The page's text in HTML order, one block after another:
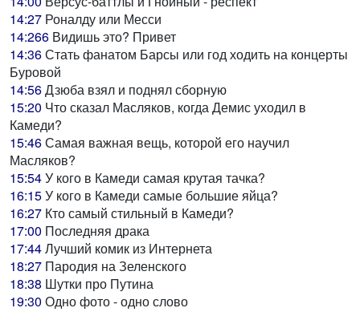
14:27 Роналду или Месси
14:266 Видишь это? Привет
14:36Стать фанатом Барсы или год ходить на концерты
Буровой
14:56Дзюба взял и поднял сборную
15:20 Что сказал Масляков, когда Демис уходил в
Камеди?
15:46Самая важная вещь, которой его научил
Масляков?
15:54У кого в Камеди самая крутая тачка?
16:15У кого в Камеди самые большие яйца?
16:27 Кто самый стильный в Камеди?
17:00 Последняя драка
17:44Лучший комик из Интернета
18:27 Пародия на Зеленского
18:38 Шутки про Путина
19:30 Одно фото - одно слово